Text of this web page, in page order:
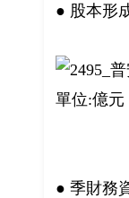
● 股本形
單位:億元
● 季財務